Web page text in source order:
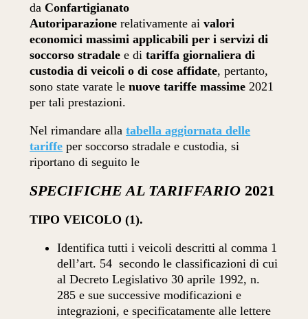
da Confartigianato
Autoriparazione relativamente aivalori
economici massimi applicabili per i servizi di
soccorso stradale e ditariffa giornaliera di
custodia di veicoli o di cose affidate, pertanto,
sono state varate lenuove tariffe massime 2021
per tali prestazioni.
Nel rimandare allatabella aggiornata delle
tariffe per soccorso stradale e custodia, si
riportano di seguito le
SPECIFICHE AL TARIFFARIO 2021
TIPO VEICOLO (1).
Identifica tutti i veicoli descritti al comma 1
dell’art. 54 secondo le classificazioni di cui
al Decreto Legislativo 30 aprile 1992, n.
285 e sue successive modificazioni e
integrazioni, e specificatamente alle lettere